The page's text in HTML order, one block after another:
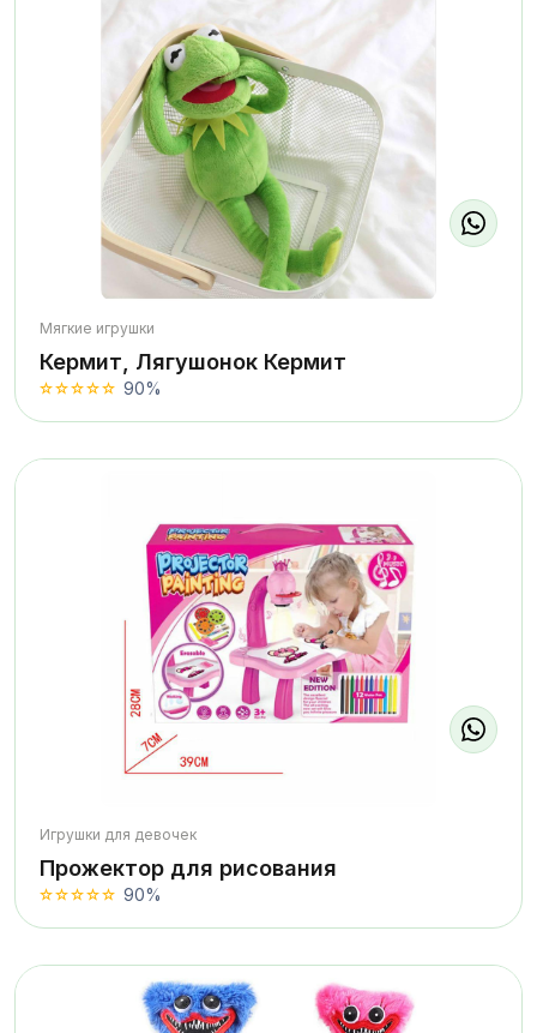
Мягкие игрушки
Кермит, Лягушонок Кермит
90%
Игрушки для девочек
Прожектор для рисования
90%